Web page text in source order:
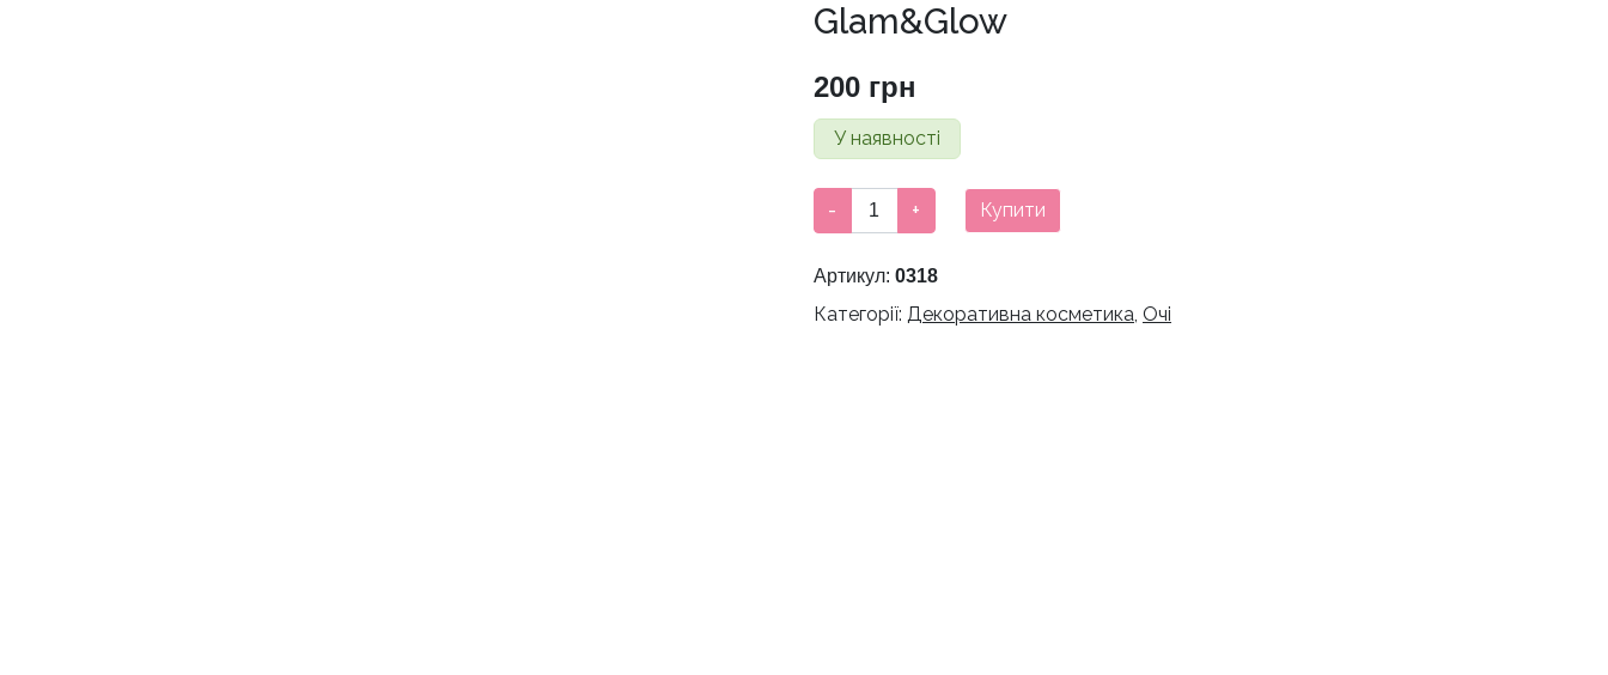
Glam&Glow
200 грн
У наявності
для
Parisa
Cosmetics
- + Купити
Артикул: 0318
Категорії: Декоративна косметика, Очі